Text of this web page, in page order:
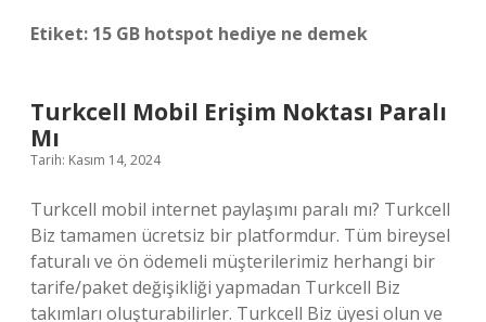
Etiket: 15 GB hotspot hediye ne demek
Turkcell Mobil Erişim Noktası Paralı
Mı
Tarih: Kasım 14, 2024
Turkcell mobil internet paylaşımı paralı mı? Turkcell
Biz tamamen ücretsiz bir platformdur. Tüm bireysel
faturalı ve ön ödemeli müşterilerimiz herhangi bir
tarife/paket değişikliği yapmadan Turkcell Biz
takımları oluşturabilirler. Turkcell Biz üyesi olun ve